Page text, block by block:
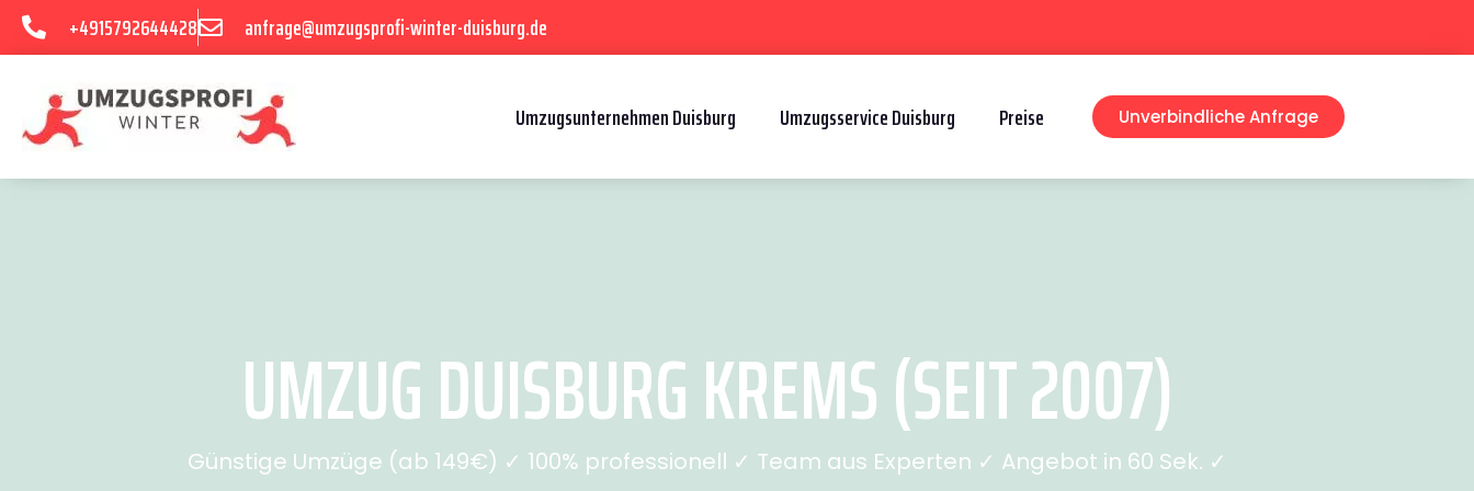
+4915792644428 anfrage@umzugsprofi-winter-duisburg.de
Umzugsunternehmen Duisburg Umzugsservice Duisburg Preise Unverbindliche Anfrage
UMZUG DUISBURG KREMS (SEIT 2007)
Günstige Umzüge (ab 149€) ✓ 100% professionell ✓ Team aus Experten ✓ Angebot in 60 Sek. ✓